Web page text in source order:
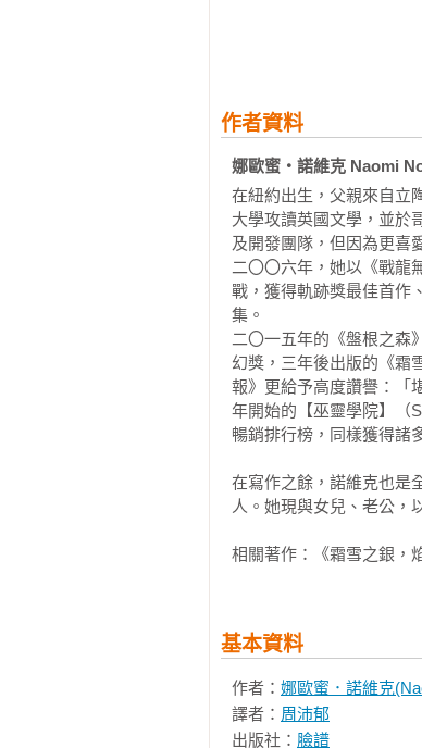
「『我希望我不會離不開
又是那種諷刺的神情。『
敦所有罪犯絞盡腦汁都很
〈七城〉
「製陶師必須不斷處理他
層微微乳白的光澤。成品
土，而他們撐不了五年就
〈六福臨門〉
「闇仙子走向嬰兒，全場
道：『願她對力量招之即
「不論坑坑窪窪的鐵壺有
帶刺黑鐵絲在地上蜿蜒而
〈離家七年〉
我留了一輩子。」
〈傲慢與偏見與龍〉
「伊莉莎白完全沒意識到
沒思考過暴風雨中伴著嘶
她已經想去找她外公了
祭司發現你父王不再受眷
妳都很可能被送上祭壇。
不小心的話，多麼容易傷
那件斗篷，好在夜裡和他
米諾斯派了歐瑞司來帶走
大能奢望安全返鄉。他們
而硬了心腸。他們不怕死
的頭，把他關進牢裡更不
他的臉，卻都怕得不敢動
出去，看到他們一群人頭
著，跟著他們來到門邊，
沒見過那麼有趣的事。首
長杆子插在地上，標記地
大理石板是載貨馬車運來
一口井。她以為那之後還
條，沒房間、沒岔路。通
路線，一一填滿四分之一
月光下，阿麗雅德妮和米
短篇，巧妙將民間傳說
──IG說書人 推書手L
「大部分的短篇小說集都
經讀過諾維克一些作品的
使完全沒有看過她的書
「每個故事都讓我想要沉
裡遨遊（雖然只能神遊）
事展現了她的機智、創意
──Strange Horizon（科
「整本短篇集都展示了娜
格的技巧顯而易見，不論
──PopMatters（流行文
史年代改編為奇幻版本，
「本書有許多令人驚奇的
愉悅，也添上一絲苦甜參
──The AU Review（澳洲
作者資料
娜歐蜜‧諾維克 Naomi
在紐約出生，父親來自立
大學攻讀英國文學，並於
及開發團隊，但因為更喜
二〇〇六年，她以《戰龍
戰，獲得軌跡獎最佳首作
集。
二〇一五年的《盤根之森
幻獎，三年後出版的《霜
報》更給予高度讚譽：「
年開始的【巫靈學院】（
暢銷排行榜，同樣獲得諸
在寫作之餘，諾維克也是
人。她現與女兒、老公，
相關著作：《霜雪之銀，
基本資料
作者： 娜歐蜜．諾維克
譯者： 周沛郁
出版社： 臉譜